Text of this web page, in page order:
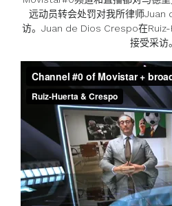
远动员转会处罚对我所律师
访。Juan de Dios Crespo在
接受采访。